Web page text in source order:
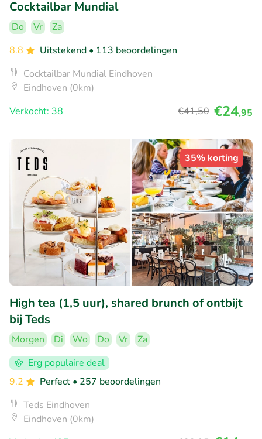
Cocktailbar Mundial
Do Vr
Za
8.8
Uitstekend • 113 beoordelingen
Cocktailbar Mundial Eindhoven
Eindhoven (0km)
Verkocht: 38
€41,50 €24,95
35% korting
High tea (1,5 uur), shared brunch of ontbijt
bij Teds
Morgen Di Wo Do Vr
Za
Erg populaire deal
9.2
Perfect • 257 beoordelingen
Teds Eindhoven
Eindhoven (0km)